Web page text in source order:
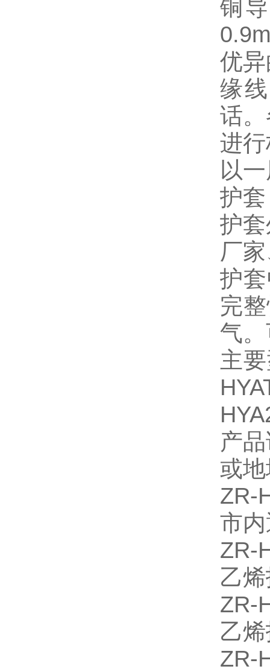
铜
优
缘
话
进
以
护
护
厂
护
完
气
主
产
或
ZR-
市
ZR-
乙
ZR-
乙
ZR-